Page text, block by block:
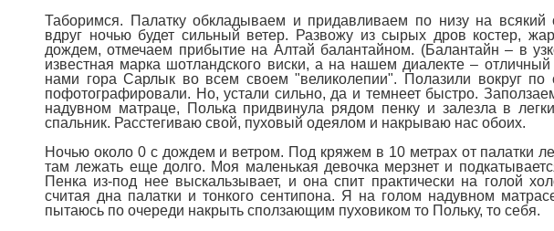
Таборимся. Палатку обкладываем и придавливаем по низу на всякий
вдруг ночью будет сильный ветер. Развожу из сырых дров костер,
дождем, отмечаем прибытие на Алтай балантайном. (Балантайн – в
известная марка шотландского виски, а на нашем диалекте –
нами гора Сарлык во всем своем "великолепии". Полазили вокруг по
пофотографировали. Но, устали сильно, да и темнеет быстро.
надувном матраце, Полька придвинула рядом пенку и залезла в
спальник. Расстегиваю свой, пуховый одеялом и накрываю нас обоих.
Ночью около 0 с дождем и ветром. Под кряжем в 10 метрах от палатки
там лежать еще долго. Моя маленькая девочка мерзнет и
Пенка из-под нее выскальзывает, и она спит практически на голой
считая дна палатки и тонкого сентипона. Я на голом надувном
пытаюсь по очереди накрыть сползающим пуховиком то Польку, то себя.